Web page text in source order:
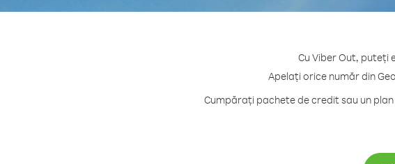
Cu Viber Out, puteți
Apelați orice număr din
Cumpărați pachete de credit sau un